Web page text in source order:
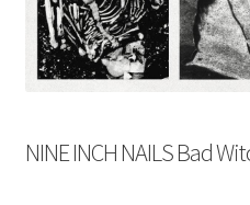
NINE INCH NAILS Bad